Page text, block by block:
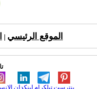
الموقع الرئيسي
لينكدإن تيلكرامبنترست